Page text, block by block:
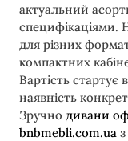
актуальний
специфікаціями.
для різних
компактних
Вартість стартує
наявність
Зручно дивани
bnbmebli.com.ua